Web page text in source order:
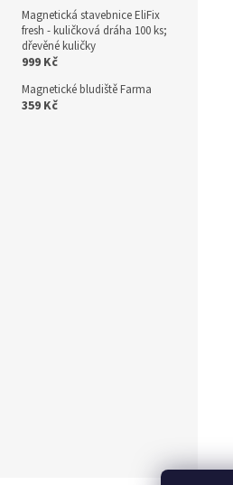
Magnetická stavebnice EliFix
fresh - kuličková dráha 100 ks;
dřevěné kuličky
999 Kč
Magnetické bludiště Farma
359 Kč